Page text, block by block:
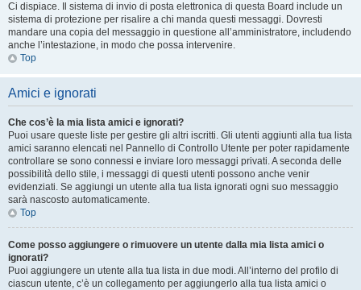
Ci dispiace. Il sistema di invio di posta elettronica di questa Board include un
sistema di protezione per risalire a chi manda questi messaggi. Dovresti
mandare una copia del messaggio in questione all’amministratore, includendo
anche l’intestazione, in modo che possa intervenire.
Top
Amici e ignorati
Che cos’è la mia lista amici e ignorati?
Puoi usare queste liste per gestire gli altri iscritti. Gli utenti aggiunti alla tua lista
amici saranno elencati nel Pannello di Controllo Utente per poter rapidamente
controllare se sono connessi e inviare loro messaggi privati. A seconda delle
possibilità dello stile, i messaggi di questi utenti possono anche venir
evidenziati. Se aggiungi un utente alla tua lista ignorati ogni suo messaggio
sarà nascosto automaticamente.
Top
Come posso aggiungere o rimuovere un utente dalla mia lista amici o
ignorati?
Puoi aggiungere un utente alla tua lista in due modi. All’interno del profilo di
ciascun utente, c’è un collegamento per aggiungerlo alla tua lista amici o